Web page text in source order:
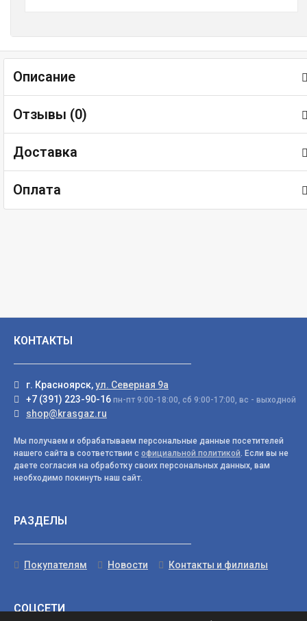
Описание
Отзывы (0)
Доставка
Оплата
КОНТАКТЫ
г. Красноярск,ул. Северная 9а
+7 (391) 223-90-16 пн-пт 9:00-18:00, сб 9:00-17:00, вс - выходной
shop@krasgaz.ru
Мы получаем и обрабатываем персональные данные посетителей
нашего сайта в соответствии с официальной политикой. Если вы не
даете согласия на обработку своих персональных данных, вам
необходимо покинуть наш сайт.
РАЗДЕЛЫ
Покупателям Новости Контакты и филиалы
СОЦСЕТИ